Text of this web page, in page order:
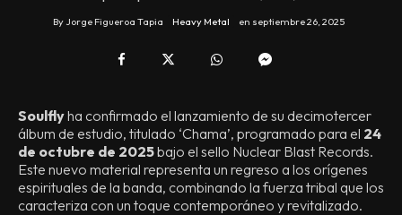
By Jorge Figueroa Tapia Heavy Metal en septiembre 26, 2025
Soulflyha confirmado el lanzamiento de su decimotercer
álbum de estudio, titulado ‘Chama’, programado para el 24
de octubre de 2025bajo el sello Nuclear Blast Records.
Este nuevo material representa un regreso a los orígenes
espirituales de la banda, combinando la fuerza tribal que los
caracteriza con un toque contemporáneo y revitalizado.